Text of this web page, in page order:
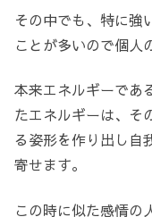
その中でも、特に強
ことが多いので個人
本来エネルギーであ
たエネルギーは、そ
る姿形を作り出し自
寄せます。
この時に似た感情の